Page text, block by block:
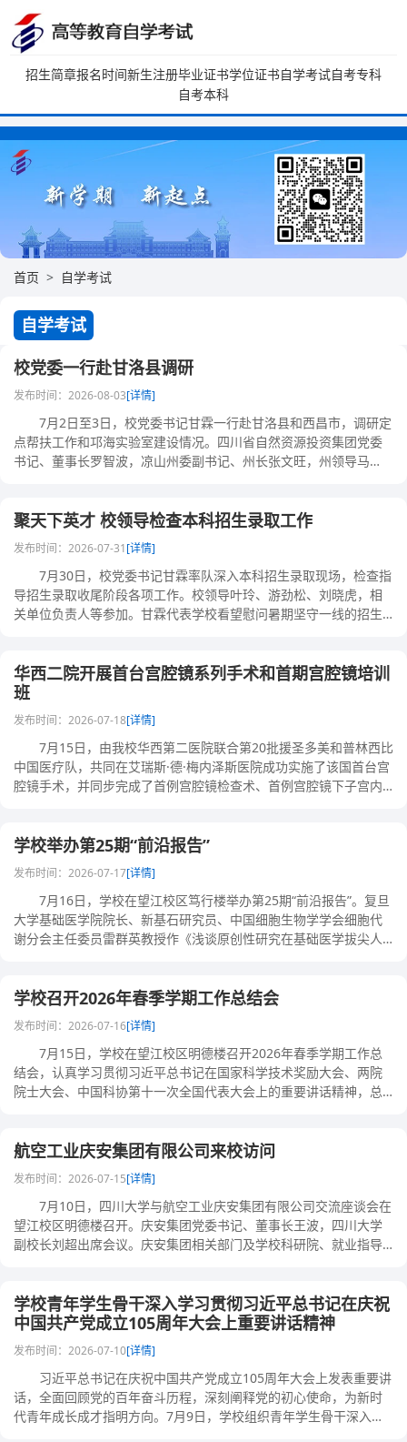
招生简章报名时间新生注册毕业证书学位证书自学考试自考专科
自考本科
首页 自学考试
自学考试
校党委一行赴甘洛县调研
发布时间：2026-08-03[详情]
7月2日至3日，校党委书记甘霖一行赴甘洛县和西昌市，调研定
点帮扶工作和邛海实验室建设情况。四川省自然资源投资集团党委
书记、董事长罗智波，凉山州委副书记、州长张文旺，州领导马
聚天下英才 校领导检查本科招生录取工作
发布时间：2026-07-31[详情]
7月30日，校党委书记甘霖率队深入本科招生录取现场，检查指
导招生录取收尾阶段各项工作。校领导叶玲、游劲松、刘晓虎，相
关单位负责人等参加。甘霖代表学校看望慰问暑期坚守一线的招生
华西二院开展首台宫腔镜系列手术和首期宫腔镜培训
班
发布时间：2026-07-18[详情]
7月15日，由我校华西第二医院联合第20批援圣多美和普林西比
中国医疗队，共同在艾瑞斯·德·梅内泽斯医院成功实施了该国首台宫
腔镜手术，并同步完成了首例宫腔镜检查术、首例宫腔镜下子宫内
学校举办第25期“前沿报告”
发布时间：2026-07-17[详情]
7月16日，学校在望江校区笃行楼举办第25期“前沿报告”。复旦
大学基础医学院院长、新基石研究员、中国细胞生物学学会细胞代
谢分会主任委员雷群英教授作《浅谈原创性研究在基础医学拔尖人
学校召开2026年春季学期工作总结会
发布时间：2026-07-16[详情]
7月15日，学校在望江校区明德楼召开2026年春季学期工作总
结会，认真学习贯彻习近平总书记在国家科学技术奖励大会、两院
院士大会、中国科协第十一次全国代表大会上的重要讲话精神，总
航空工业庆安集团有限公司来校访问
发布时间：2026-07-15[详情]
7月10日，四川大学与航空工业庆安集团有限公司交流座谈会在
望江校区明德楼召开。庆安集团党委书记、董事长王波，四川大学
副校长刘超出席会议。庆安集团相关部门及学校科研院、就业指导
学校青年学生骨干深入学习贯彻习近平总书记在庆祝
中国共产党成立105周年大会上重要讲话精神
发布时间：2026-07-10[详情]
习近平总书记在庆祝中国共产党成立105周年大会上发表重要讲
话，全面回顾党的百年奋斗历程，深刻阐释党的初心使命，为新时
代青年成长成才指明方向。7月9日，学校组织青年学生骨干深入学